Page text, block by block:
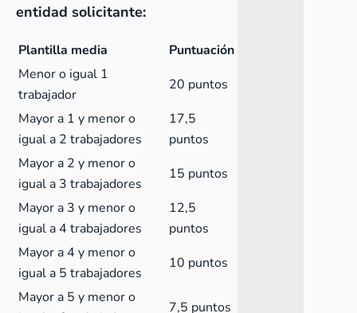
entidad solicitante:
Plantilla media
Puntuación
Menor o igual 1
trabajador
20 puntos
Mayor a 1 y menor o
igual a 2 trabajadores
17,5
puntos
Mayor a 2 y menor o
igual a 3 trabajadores
15 puntos
Mayor a 3 y menor o
igual a 4 trabajadores
12,5
puntos
Mayor a 4 y menor o
igual a 5 trabajadores
10 puntos
Mayor a 5 y menor o
7,5 puntos